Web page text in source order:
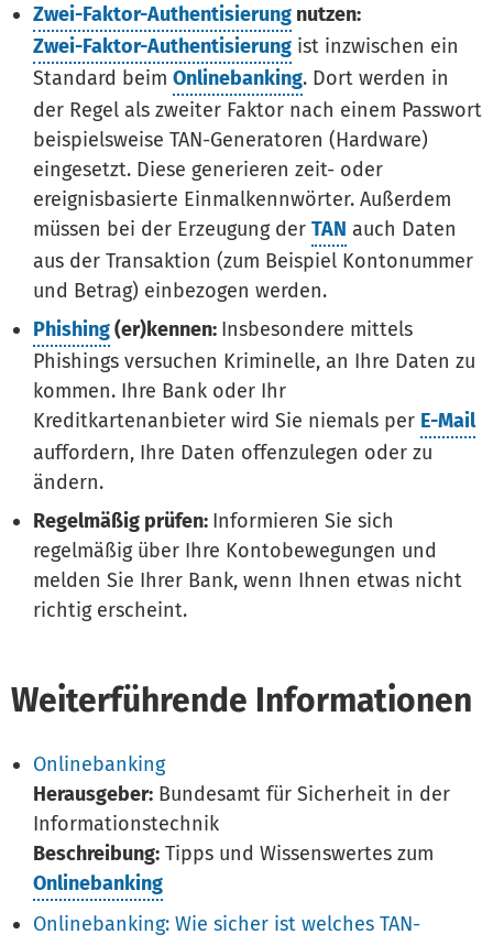
Zwei-Faktor-Authentisierung nutzen:
Zwei-Faktor-Authentisierung ist inzwischen ein
Standard beim Onlinebanking. Dort werden in
der Regel als zweiter Faktor nach einem Passwort
beispielsweise TAN-Generatoren (Hardware)
eingesetzt. Diese generieren zeit- oder
ereignisbasierte Einmalkennwörter. Außerdem
müssen bei der Erzeugung der TAN auch Daten
aus der Transaktion (zum Beispiel Kontonummer
und Betrag) einbezogen werden.
Phishing(er)kennen: Insbesondere mittels
Phishings versuchen Kriminelle, an Ihre Daten zu
kommen. Ihre Bank oder Ihr
Kreditkartenanbieter wird Sie niemals per E-Mail
auffordern, Ihre Daten offenzulegen oder zu
ändern.
Regelmäßig prüfen: Informieren Sie sich
regelmäßig über Ihre Kontobewegungen und
melden Sie Ihrer Bank, wenn Ihnen etwas nicht
richtig erscheint.
Weiterführende Informationen
Onlinebanking
Herausgeber: Bundesamt für Sicherheit in der
Informationstechnik
Beschreibung: Tipps und Wissenswertes zum
Onlinebanking
Onlinebanking: Wie sicher ist welches TAN-